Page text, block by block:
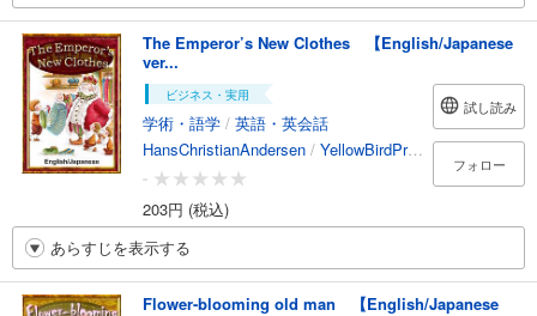
The Emperor’s New Clothes 【English/Japanese
ver...
ビジネス・実用
学術・語学 / 英語・英会話
HansChristianAndersen / YellowBirdProject /
-
203円 (税込)
試し読み
フォロー
あらすじを表示する
Flower-blooming old man 【English/Japanese